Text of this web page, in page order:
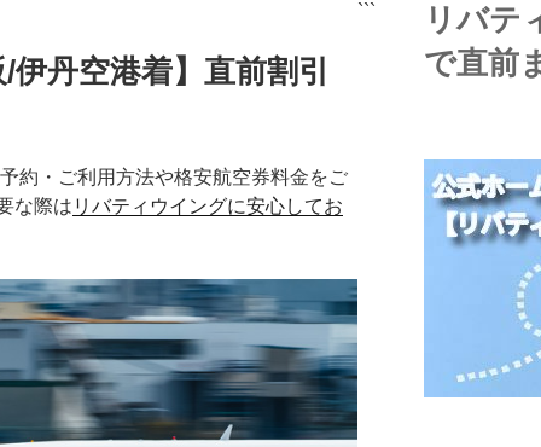
丹空港着】直前割引
約・ご利用方法や格安航空券料金をご
な際は リバティウイングに安心してお
リバテ
で直前
```